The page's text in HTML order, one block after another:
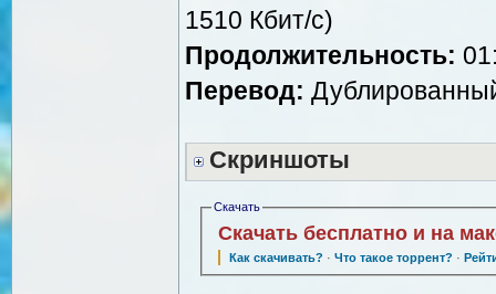
1510 Кбит/c)
Продолжительность:
Перевод:
Скриншоты
Скачать
Скачать бесплатно и на
Как скачивать? · Что такое торрент? ·